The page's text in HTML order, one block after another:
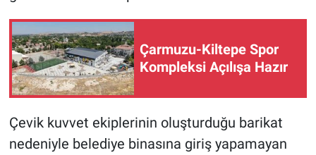
Çarmuzu-Kiltepe Spor
Kompleksi Açılışa Hazır
Çevik kuvvet ekiplerinin oluşturduğu barikat
nedeniyle belediye binasına giriş yapamayan